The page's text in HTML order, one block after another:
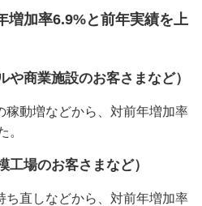
増加率6.9%と前年実績を上
商業施設のお客さまなど）
稼動増などから、対前年増加率
。
場のお客さまなど）
ち直しなどから、対前年増加率